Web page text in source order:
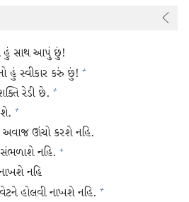
હું સાથ આપું છું!
હું સ્વીકાર કરું છું! +
રેડી છે. +
+
અવાજ ઊંચો કરશે નહિ.
નહિ. +
નહિ
હોલવી નાખશે નહિ. +